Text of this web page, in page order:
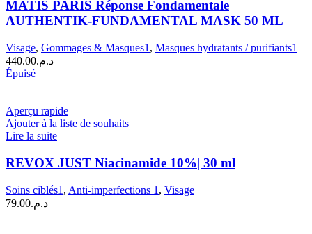
Réponse
Fondamentale
FUNDAMENTAL
MASK
50
MATIS PARIS Réponse Fondamentale
AUTHENTIK-FUNDAMENTAL MASK 50 ML
Visage, Gommages & Masques1 , Masques hydratants / purifiants1
د.م.440.00
Épuisé
Aperçu rapide
Ajouter à la liste de souhaits
Lire la suite
REVOX JUST Niacinamide 10%| 30 ml
Soins ciblés1 , Anti-imperfections 1 , Visage
د.م.79.00